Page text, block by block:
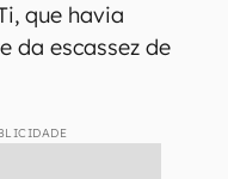
que havia
da escassez de